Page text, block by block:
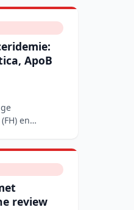
ApoB
en
review